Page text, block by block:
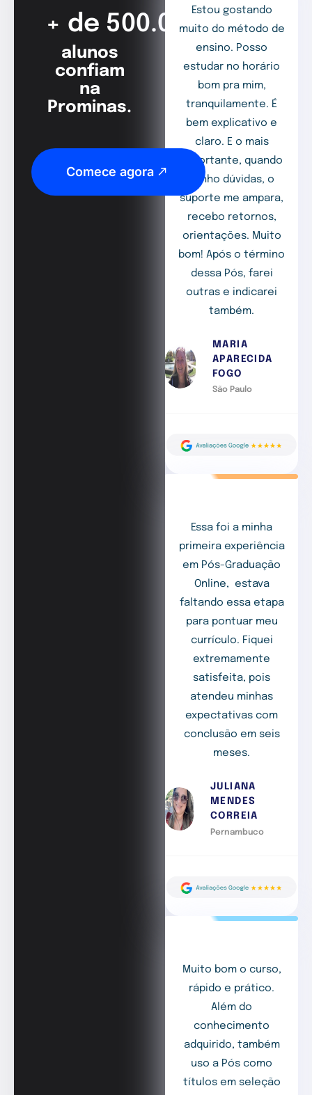
+ de 500.000
alunos
confiam
na
Prominas.
Comece agora
Estou gostando
muito do método de
ensino. Posso
estudar no horário
bom pra mim,
tranquilamente. É
bem explicativo e
claro. E o mais
importante, quando
tenho dúvidas, o
suporte me ampara,
recebo retornos,
orientações. Muito
bom! Após o término
dessa Pós, farei
outras e indicarei
também.
MARIA
APARECIDA
FOGO
São Paulo
Essa foi a minha
primeira experiência
em Pós-Graduação
Online, estava
faltando essa etapa
para pontuar meu
currículo. Fiquei
extremamente
satisfeita, pois
atendeu minhas
expectativas com
conclusão em seis
meses.
JULIANA
MENDES
CORREIA
Pernambuco
Muito bom o curso,
rápido e prático.
Além do
conhecimento
adquirido, também
uso a Pós como
títulos em seleção